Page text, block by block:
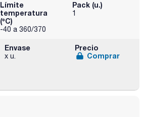
Límite
temperatura
(ºC)
-40 a 360/370
Pack (u.)
1
Envase
x u.
Precio
Comprar